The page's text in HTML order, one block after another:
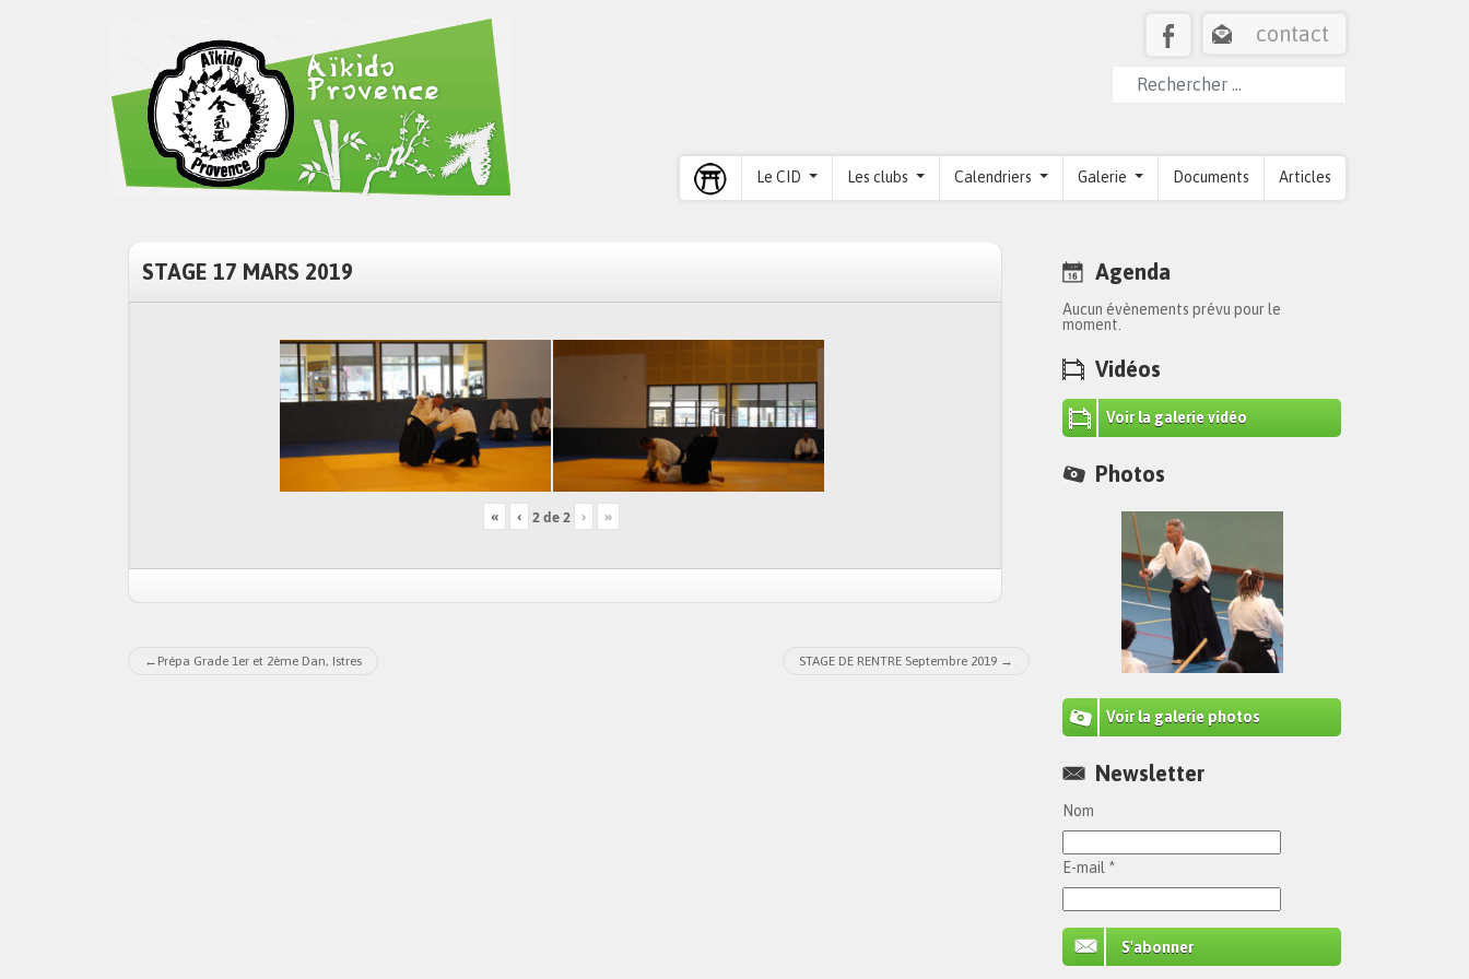
contact
Le CID Les clubs Calendriers Galerie Documents Articles
STAGE 17 MARS 2019
« ‹ 2de2 › »
Prépa Grade 1er et 2ème Dan, Istres STAGE DE RENTRE Septembre 2019
Agenda
Aucun évènements prévu pour le
moment.
Vidéos
Voir la galerie vidéo
Photos
Voir la galerie photos
Newsletter
Nom
E-mail *